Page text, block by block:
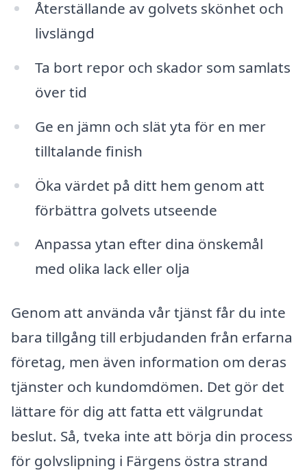
Återställande av golvets skönhet och
livslängd
Ta bort repor och skador som samlats
över tid
Ge en jämn och slät yta för en mer
tilltalande finish
Öka värdet på ditt hem genom att
förbättra golvets utseende
Anpassa ytan efter dina önskemål
med olika lack eller olja
Genom att använda vår tjänst får du inte
bara tillgång till erbjudanden från erfarna
företag, men även information om deras
tjänster och kundomdömen. Det gör det
lättare för dig att fatta ett välgrundat
beslut. Så, tveka inte att börja din process
för golvslipning i Färgens östra strand